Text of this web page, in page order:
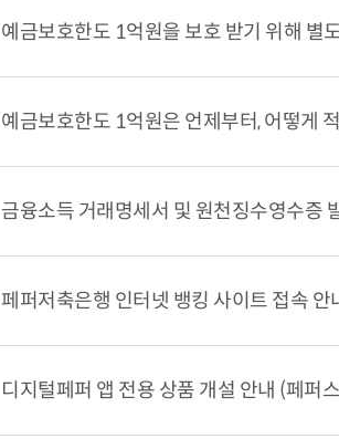
예금보호한도 1억원을 보호 받기 위해 별
예금보호한도 1억원은 언제부터, 어떻게
금융소득 거래명세서 및 원천징수영수증
페퍼저축은행 인터넷 뱅킹 사이트 접속 안
디지털페퍼 앱 전용 상품 개설 안내 (페퍼